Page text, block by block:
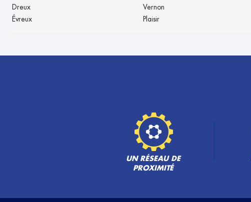
Dreux
Évreux
Vernon
Plaisir
UN RÉSEAU DE
PROXIMITÉ